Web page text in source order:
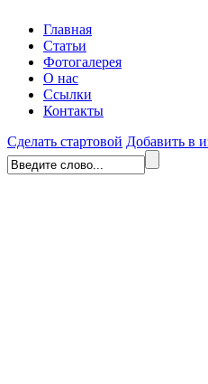
Главная
Статьи
Фотогалерея
О нас
Ссылки
Контакты
Сделать стартовой Добавить в